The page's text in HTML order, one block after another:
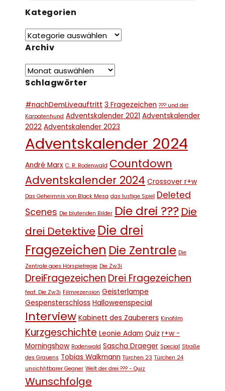
Kategorien
Archiv
Schlagwörter
#nachDemLiveauftritt 3 Fragezeichen ??? und der
Karpatenhund Adventskalender 2021 Adventskalender
2022 Adventskalender 2023
Adventskalender 2024
André Marx C. R. Rodenwald Countdown
Adventskalender 2024 Crossover r+w
Das Geheimnis von Black Mesa das lustige Spiel Deleted
Scenes Die blutenden Bilder Die drei ??? Die
drei Detektive Die drei
Fragezeichen Die Zentrale Die
Zentrale goes Hörspielregie Die Zw3i
DreiFragezeichen Drei Fragezeichen
feat. Die Zw3i Filmrezension Geisterlampe
Gespensterschloss Halloweenspecial
Interview Kabinett des Zauberers Kinofilm
Kurzgeschichte Leonie Adam Quiz r+w -
Morningshow Rodenwald Sascha Draeger Special Straße
des Grauens Tobias Walkmann Türchen 23 Türchen 24
unsichhtbarer Gegner Welt der drei ??? - Quiz
Wunschfolge